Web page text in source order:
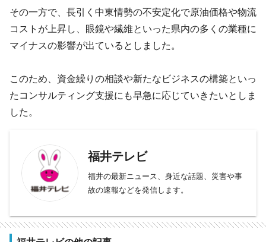
その一方で、長引く中東情勢の不安定化で原油価格や物流
コストが上昇し、眼鏡や繊維といった県内の多くの業種に
マイナスの影響が出ているとしました。
このため、資金繰りの相談や新たなビジネスの構築といっ
たコンサルティング支援にも早急に応じていきたいとしま
した。
福井テレビ
福井の最新ニュース、身近な話題、災害や事
故の速報などを発信します。